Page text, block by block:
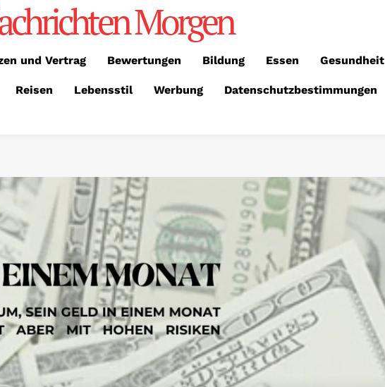
Morgen
und Vertrag Bewertungen Bildung Essen Gesundheit
Reisen Lebensstil Werbung Datenschutzbestimmungen